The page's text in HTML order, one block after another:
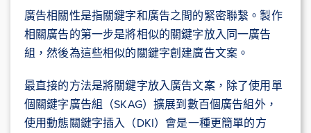
廣告相關性是指關鍵字和廣告之間的緊密聯繫。製作
相關廣告的第一步是將相似的關鍵字放入同一廣告
組，然後為這些相似的關鍵字創建廣告文案。
最直接的方法是將關鍵字放入廣告文案，除了使用單
個關鍵字廣告組（SKAG）擴展到數百個廣告組外，
使用動態關鍵字插入（DKI）會是一種更簡單的方